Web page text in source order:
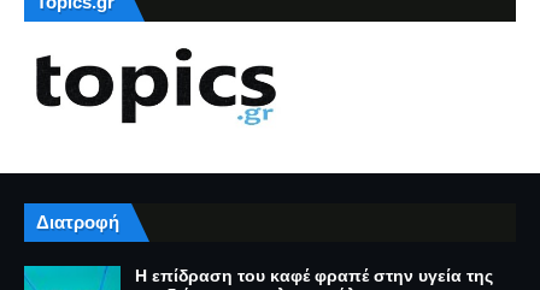
Διατροφή
Η επίδραση του καφέ φραπέ στην υγεία της